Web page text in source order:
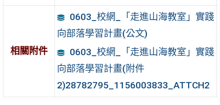
相關附件
0603_校網_「走進山海教室」實踐
向部落學習計畫(公文)
0603_校網_「走進山海教室」實踐
向部落學習計畫(附件
2)28782795_1156003833_ATTCH2